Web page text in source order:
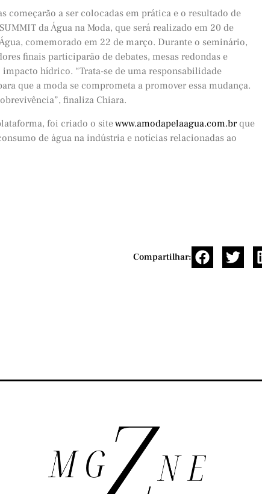
começarão a ser colocadas em prática e o resultado de
da Água na Moda, que será realizado em 20 de
comemorado em 22 de março. Durante o seminário,
finais participarão de debates, mesas redondas e
hídrico. “Trata-se de uma responsabilidade
que a moda se comprometa a promover essa mudança.
finaliza Chiara.
foi criado o sitewww.amodapelaagua.com.brque
de água na indústria e notícias relacionadas ao
Compartilhar: